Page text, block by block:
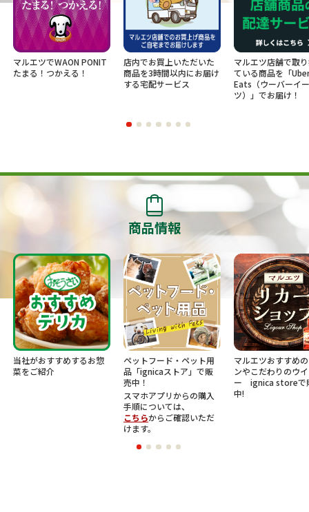
ツでWAON PONIT
！つかえる！
店内でお買上いただいた
商品を3時間以内にお届け
する宅配サービス
マルエツ店舗で取り扱っ
ている商品を「Uber
Eats（ウーバーイー
ツ）」でお届け！
商品情報
おすすめするお惣
紹介
ペットフード・ペット用
品「ignicaストア」で販
スマホアプリからの購入
手順については、
からご確認いただ
けます。
マルエツおすすめのワイ
ンやこだわりのウイスキ
ー ignica storeで販売
中!